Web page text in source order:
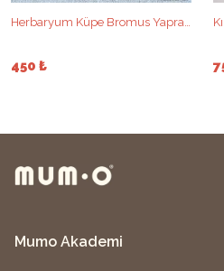
Herbaryum Küpe Bromus Yaprağı
450 ₺
Mumo Akademi